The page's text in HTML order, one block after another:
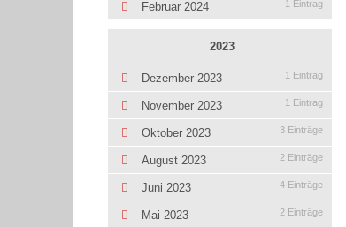
Februar 2024 1 Eintrag
2023
Dezember 2023 1 Eintrag
November 2023 1 Eintrag
Oktober 2023 3 Einträge
August 2023 2 Einträge
Juni 2023 4 Einträge
Mai 2023 2 Einträge